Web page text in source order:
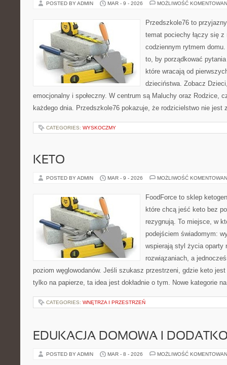
POSTED BY ADMIN MAR - 9 - 2026 MOŻLIWOŚĆ
Przedszkole76 to
temat pociechy łączy się
codziennym rytmem
to, by porządkować
które wracają od
dzieciństwa. Zobacz
emocjonalny i społeczny. W centrum są Maluchy oraz Rodzice,
każdego dnia. Przedszkole76 pokazuje, że rodzicielstwo nie
CATEGORIES: WYSKOCZMY
KETO
POSTED BY ADMIN MAR - 9 - 2026 MOŻLIWOŚĆ
FoodForce to sklep
które chcą jeść keto bez
rezygnują. To miejsce, w
podejściem świadomym:
wspierają styl życia oparty
rozwiązaniach, a
poziom węglowodanów. Jeśli szukasz przestrzeni, gdzie keto
tylko na papierze, ta idea jest dokładnie o tym. Nowe kategorie
CATEGORIES: WNĘTRZA I PRZESTRZEŃ
EDUKACJA DOMOWA I
POSTED BY ADMIN MAR - 8 - 2026 MOŻLIWOŚĆ